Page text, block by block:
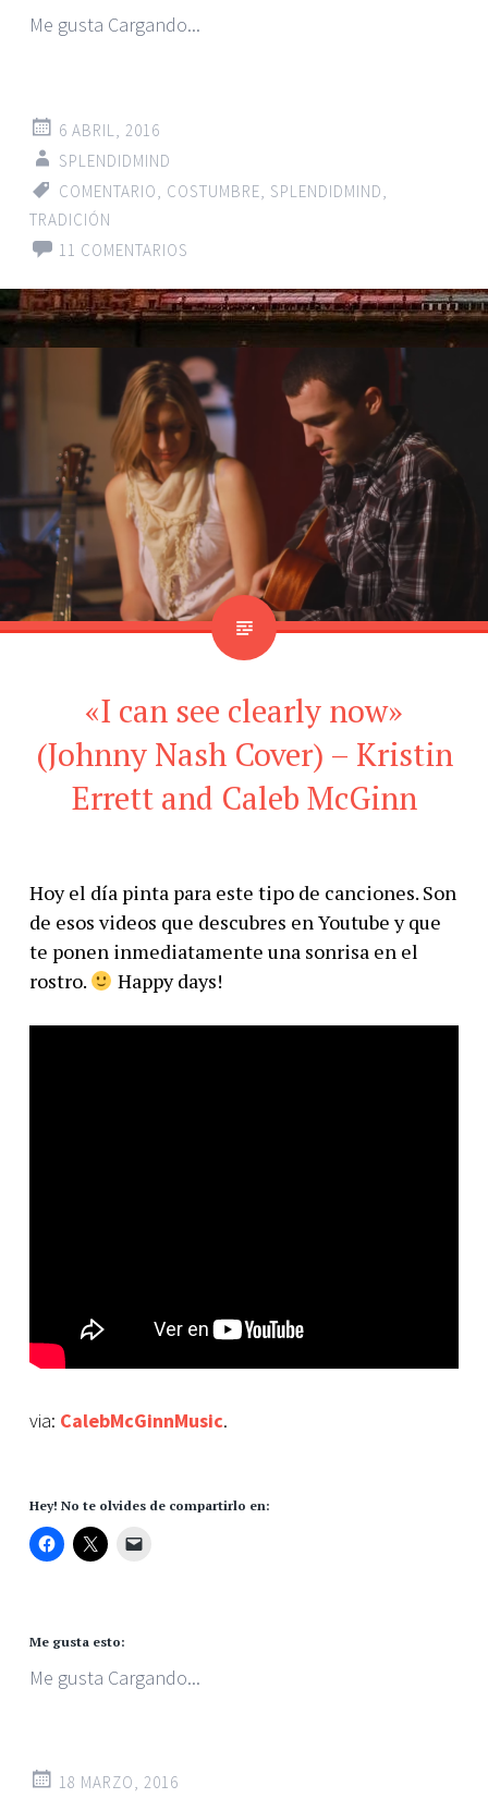
Me gusta Cargando...
6 ABRIL, 2016
SPLENDIDMIND
COMENTARIO
COSTUMBRE SPLENDIDMIND
TRADICIÓN
11 COMENTARIOS
«I can see clearly now»
(Johnny Nash Cover) – Kristin
Errett and Caleb McGinn
Hoy el día pinta para este tipo de canciones. Son
de esos videos que descubres en Youtube y que
te ponen inmediatamente una sonrisa en el
rostro.
Happy days!
via: CalebMcGinnMusic.
Hey! No te olvides de compartirlo en:
Me gusta esto:
Me gusta Cargando...
18 MARZO, 2016